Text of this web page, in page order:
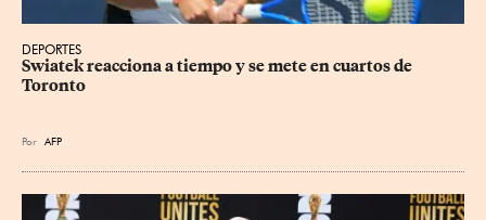
DEPORTES
Swiatek reacciona a tiempo y se mete en cuartos de
Toronto
Por AFP